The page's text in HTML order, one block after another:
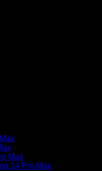
Max
14 Pro Max